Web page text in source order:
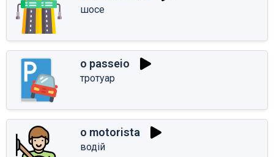
шосе
o passeio
тротуар
o motorista
водій